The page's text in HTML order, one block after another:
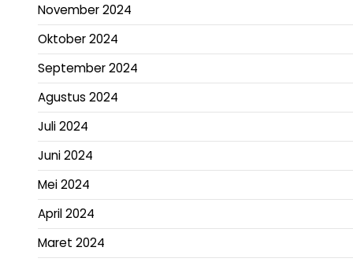
November 2024
Oktober 2024
September 2024
Agustus 2024
Juli 2024
Juni 2024
Mei 2024
April 2024
Maret 2024